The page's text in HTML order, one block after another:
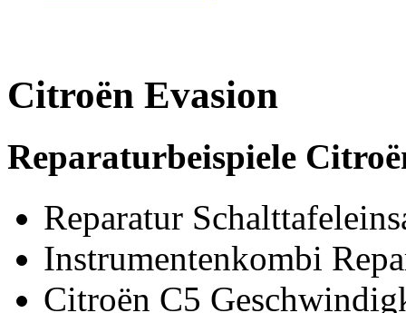
Citroën Evasion
Reparaturbeispiele
Reparatur
Instrumentenkombi
Citroën C5